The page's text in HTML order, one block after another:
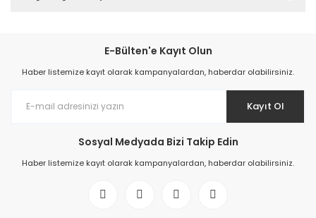
E-Bülten'e Kayıt Olun
Haber listemize kayıt olarak kampanyalardan, haberdar olabilirsiniz.
Kayıt Ol
Sosyal Medyada Bizi Takip Edin
Haber listemize kayıt olarak kampanyalardan, haberdar olabilirsiniz.